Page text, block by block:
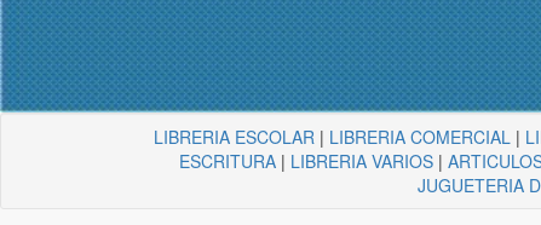
LIBRERIA ESCOLAR | LIBRERIA COMERCIAL |
ESCRITURA| LIBRERIA VARIOS|
JUGUETERIA